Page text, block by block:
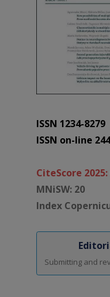
ISSN 1234-8279
ISSN on-line
CiteScore 2025:
MNiSW: 20
Index
Submitting and